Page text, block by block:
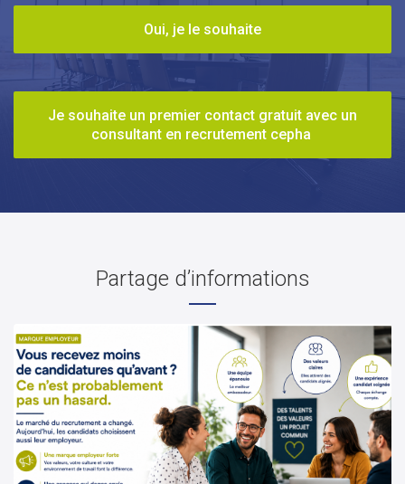
Oui, je le souhaite
Je souhaite un premier contact gratuit avec un
consultant en recrutement cepha
Partage d’informations